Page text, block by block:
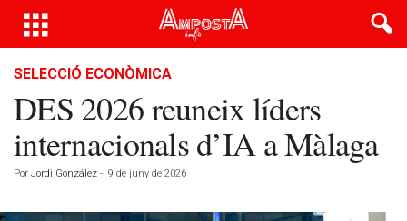
SELECCIÓ ECONÒMICA
DES 2026 reuneix líders
internacionals d’IA a Màlaga
Por Jordi González - 9 de juny de 2026